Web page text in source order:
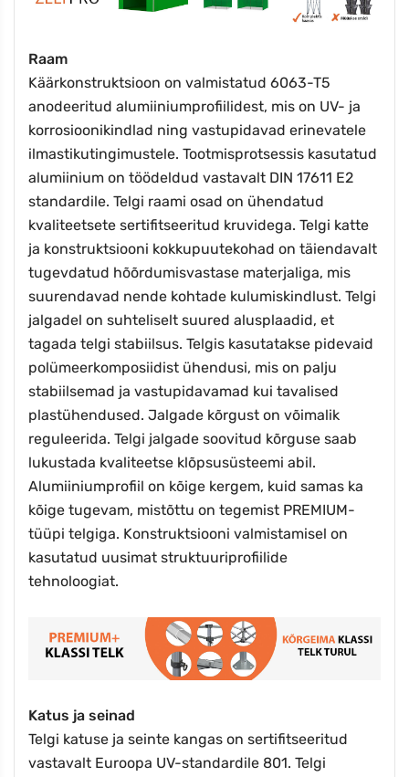
Raam
Käärkonstruktsioon on valmistatud 6063-T5
anodeeritud alumiiniumprofiilidest, mis on UV- ja
korrosioonikindlad ning vastupidavad erinevatele
ilmastikutingimustele. Tootmisprotsessis kasutatud
alumiinium on töödeldud vastavalt DIN 17611 E2
standardile. Telgi raami osad on ühendatud
kvaliteetsete sertifitseeritud kruvidega. Telgi katte
ja konstruktsiooni kokkupuutekohad on täiendavalt
tugevdatud hõõrdumisvastase materjaliga, mis
suurendavad nende kohtade kulumiskindlust. Telgi
jalgadel on suhteliselt suured alusplaadid, et
tagada telgi stabiilsus. Telgis kasutatakse pidevaid
polümeerkomposiidist ühendusi, mis on palju
stabiilsemad ja vastupidavamad kui tavalised
plastühendused. Jalgade kõrgust on võimalik
reguleerida. Telgi jalgade soovitud kõrguse saab
lukustada kvaliteetse klõpsusüsteemi abil.
Alumiiniumprofiil on kõige kergem, kuid samas ka
kõige tugevam, mistõttu on tegemist PREMIUM-
tüüpi telgiga. Konstruktsiooni valmistamisel on
kasutatud uusimat struktuuriprofiilide
tehnoloogiat.
Katus ja seinad
Telgi katuse ja seinte kangas on sertifitseeritud
vastavalt Euroopa UV-standardile 801. Telgi